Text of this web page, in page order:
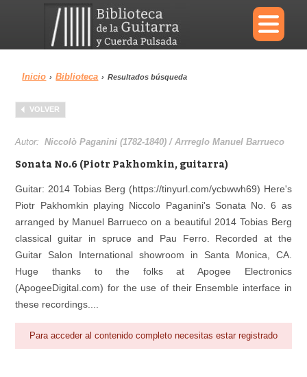
×
Menu
Biblioteca Diccionario
Área personal Reproductor
Inicio › Biblioteca › Resultados búsqueda
VOLVER
Autor:Niccolò Paganini (1782-1840) / Arrreglo Manuel Barrueco
Sonata No.6 (Piotr Pakhomkin, guitarra)
Guitar: 2014 Tobias Berg (https://tinyurl.com/ycbwwh69) Here's
Piotr Pakhomkin playing Niccolo Paganini's Sonata No. 6 as
arranged by Manuel Barrueco on a beautiful 2014 Tobias Berg
classical guitar in spruce and Pau Ferro. Recorded at the
Guitar Salon International showroom in Santa Monica, CA.
Huge thanks to the folks at Apogee Electronics
(ApogeeDigital.com) for the use of their Ensemble interface in
these recordings....
Para acceder al contenido completo necesitas estar registrado